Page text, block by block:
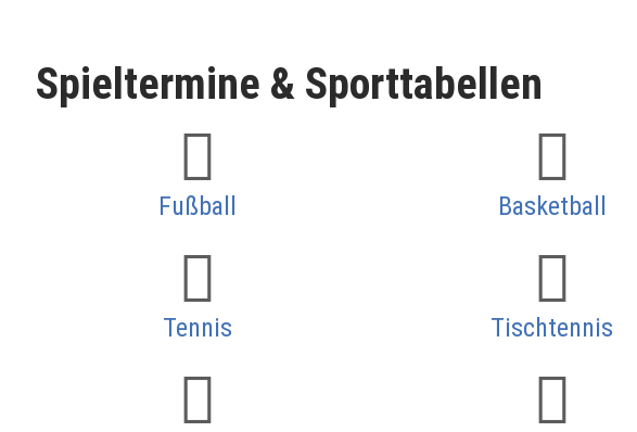
Spieltermine & Sporttabellen
Fußball Basketball
Tennis Tischtennis